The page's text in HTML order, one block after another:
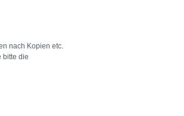
nach Kopien etc.
bitte die